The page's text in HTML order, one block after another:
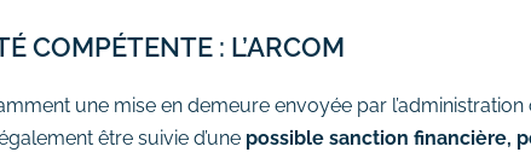
COMPÉTENTE : L’ARCOM
une mise en demeure envoyée par
être suivie d’une possible sanction financière,